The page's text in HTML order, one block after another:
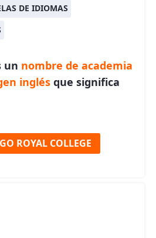
DE IDIOMAS
un nombre de academia
inglés que significa
ROYAL COLLEGE